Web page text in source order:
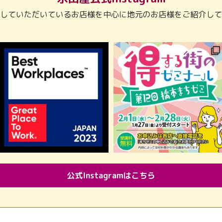
ていただいているお店様を中心に地元のお店様をご紹介し
公式Instagramはこちら